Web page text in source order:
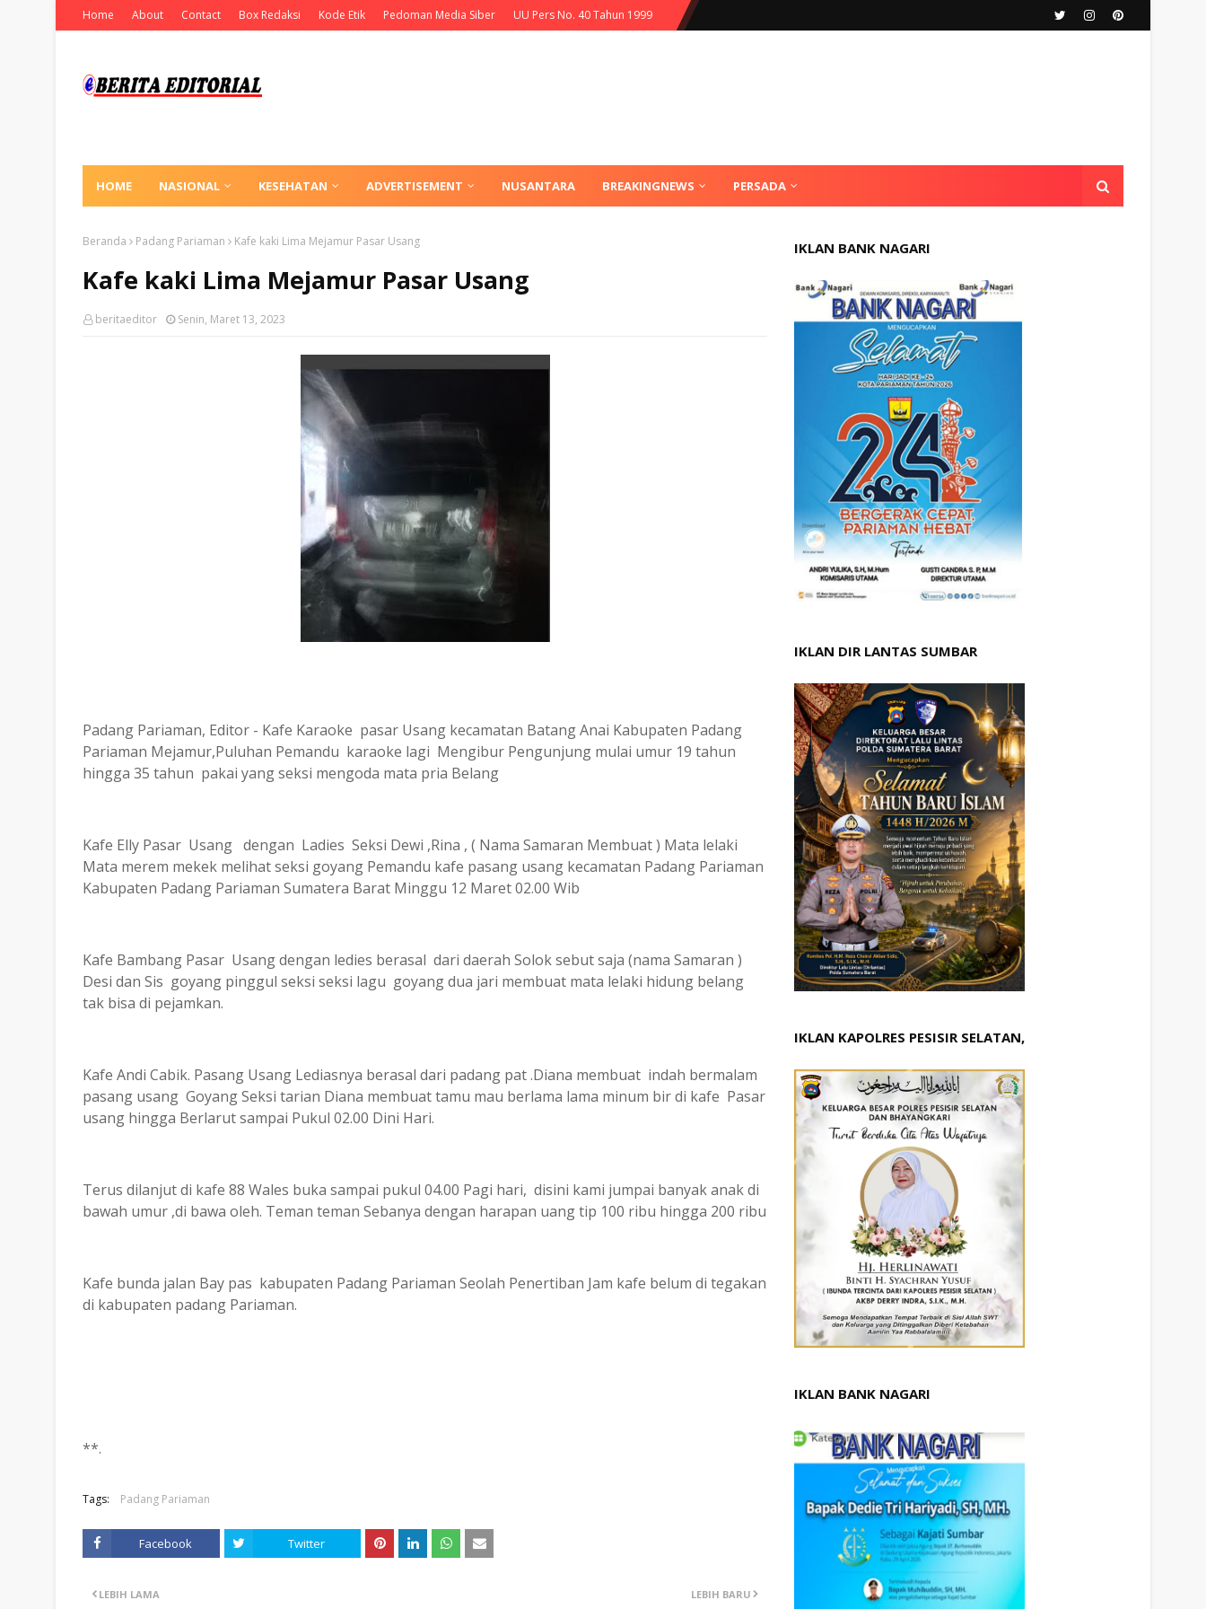
Home About Contact Box Redaksi Kode Etik Pedoman Media Siber UU Pers No. 40 Tahun 1999
HOME NASIONAL KESEHATAN ADVERTISEMENT NUSANTARA BREAKINGNEWS PERSADA
Beranda Padang Pariaman Kafe kaki Lima Mejamur Pasar Usang
Kafe kaki Lima Mejamur Pasar Usang
beritaeditor Senin, Maret 13, 2023
Padang Pariaman, Editor - Kafe Karaoke pasar Usang kecamatan Batang Anai Kabupaten Padang
Pariaman Mejamur,Puluhan Pemandu karaoke lagi Mengibur Pengunjung mulai umur 19 tahun
hingga 35 tahun pakai yang seksi mengoda mata pria Belang
Kafe Elly Pasar Usang dengan Ladies Seksi Dewi ,Rina , ( Nama Samaran Membuat ) Mata lelaki
Mata merem mekek melihat seksi goyang Pemandu kafe pasang usang kecamatan Padang Pariaman
Kabupaten Padang Pariaman Sumatera Barat Minggu 12 Maret 02.00 Wib
Kafe Bambang Pasar Usang dengan ledies berasal dari daerah Solok sebut saja (nama Samaran )
Desi dan Sis goyang pinggul seksi seksi lagu goyang dua jari membuat mata lelaki hidung belang
tak bisa di pejamkan.
Kafe Andi Cabik. Pasang Usang Lediasnya berasal dari padang pat .Diana membuat indah bermalam
pasang usang Goyang Seksi tarian Diana membuat tamu mau berlama lama minum bir di kafe Pasar
usang hingga Berlarut sampai Pukul 02.00 Dini Hari.
Terus dilanjut di kafe 88 Wales buka sampai pukul 04.00 Pagi hari, disini kami jumpai banyak anak di
bawah umur ,di bawa oleh. Teman teman Sebanya dengan harapan uang tip 100 ribu hingga 200 ribu
Kafe bunda jalan Bay pas kabupaten Padang Pariaman Seolah Penertiban Jam kafe belum di tegakan
di kabupaten padang Pariaman.
**.
Tags: Padang Pariaman
Facebook Twitter
LEBIH BARU
LEBIH LAMA
IKLAN BANK NAGARI
IKLAN DIR LANTAS SUMBAR
IKLAN KAPOLRES PESISIR SELATAN,
IKLAN BANK NAGARI